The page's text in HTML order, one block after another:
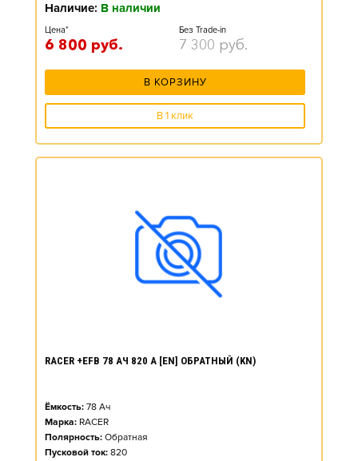
Наличие: В наличии
Цена*
6 800 руб.
Без Trade-in
7 300 руб.
В КОРЗИНУ
В 1 клик
RACER +EFB 78 АЧ 820 А [EN] ОБРАТНЫЙ (KN)
Ёмкость: 78 Ач
Марка: RACER
Полярность: Обратная
Пусковой ток: 820